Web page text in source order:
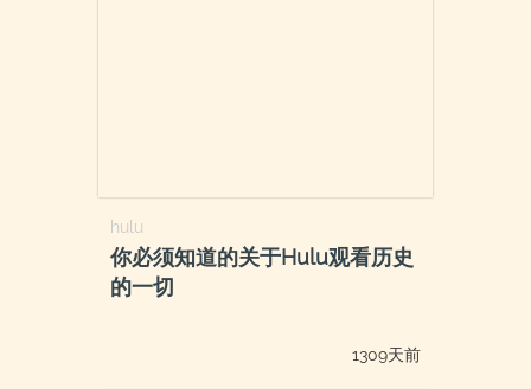
hulu
你必须知道的关于Hulu观看历史
的一切
1309天前